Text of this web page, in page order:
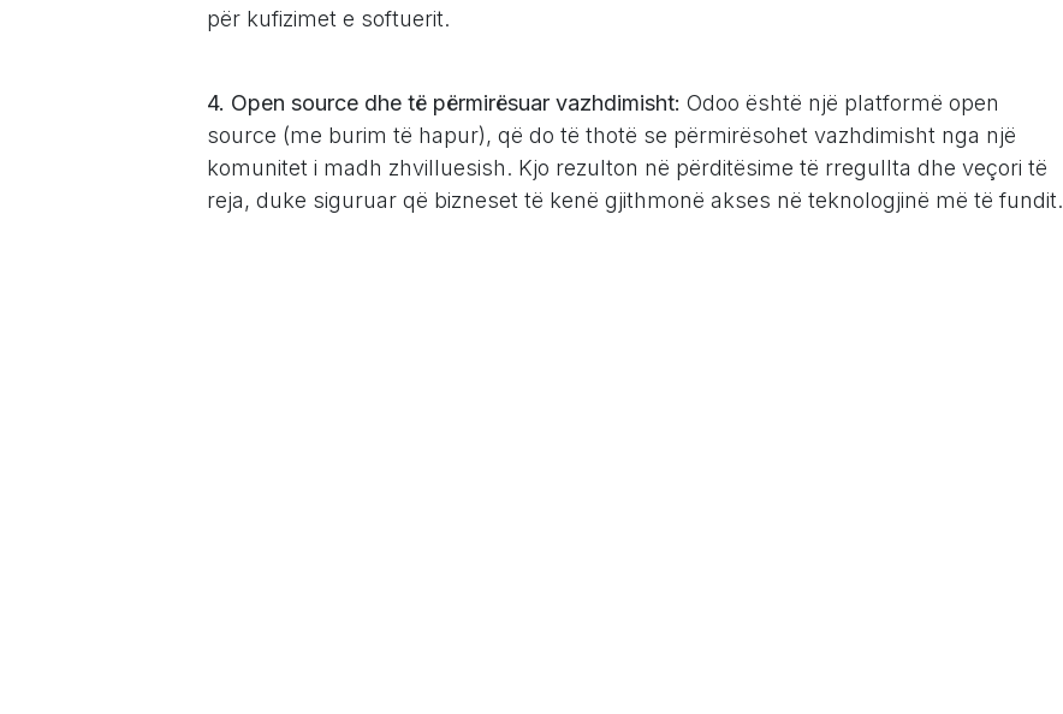
për kufizimet e softuerit.
4. Open source dhe të përmirësuar vazhdimisht: Odoo është një platformë open
source (me burim të hapur), që do të thotë se përmirësohet vazhdimisht nga një
komunitet i madh zhvilluesish. Kjo rezulton në përditësime të rregullta dhe veçori të
reja, duke siguruar që bizneset të kenë gjithmonë akses në teknologjinë më të fundit.